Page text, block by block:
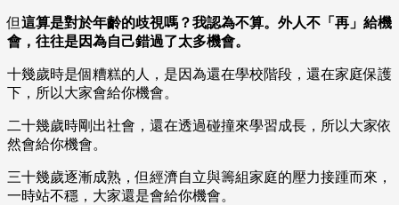
但這算是對於年齡的歧視嗎？我認為不算。外人不「再」給機
會，往往是因為自己錯過了太多機會。
十幾歲時是個糟糕的人，是因為還在學校階段，還在家庭保護
下，所以大家會給你機會。
二十幾歲時剛出社會，還在透過碰撞來學習成長，所以大家依
然會給你機會。
三十幾歲逐漸成熟，但經濟自立與籌組家庭的壓力接踵而來，
一時站不穩，大家還是會給你機會。